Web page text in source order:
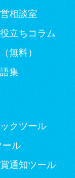
相談室
立ちコラム
無料）
集
クツール
ール
通知ツール